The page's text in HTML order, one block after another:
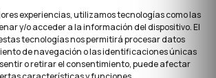
experiencias, utilizamos tecnologías como las
y/o acceder a la información del dispositivo. El
tecnologías nos permitirá procesar datos
de navegación o las identificaciones únicas
o retirar el consentimiento, puede afectar